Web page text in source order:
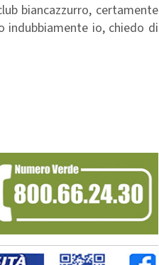
biancazzurro, certamente
io, chiedo di